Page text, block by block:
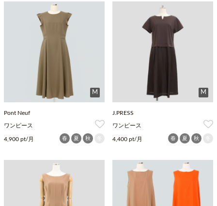
M
Pont Neuf
ワンピース
4,900 pt/月 春 夏 秋
M
J.PRESS
ワンピース
4,400 pt/月 春 夏 秋